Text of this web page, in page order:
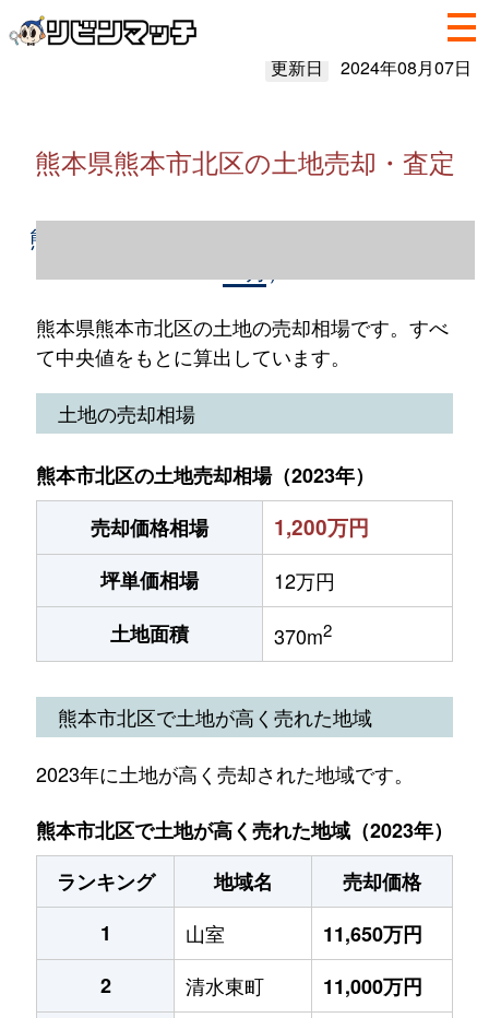
更新日 2024年08月07日
熊本県熊本市北区の土地売却・査定
熊本県熊本市北区の土地売却情報（2023年1
熊本県熊本市北区の土地の売却相場です。すべ
て中央値をもとに算出しています。
土地の売却相場
熊本市北区の土地売却相場（2023年）
売却価格相場
1,200万円
坪単価相場
12万円
土地面積
370m2
熊本市北区で土地が高く売れた地域
2023年に土地が高く売却された地域です。
熊本市北区で土地が高く売れた地域（2023年）
ランキング
地域名
売却価格
1
山室
11,650万円
2
清水東町
11,000万円